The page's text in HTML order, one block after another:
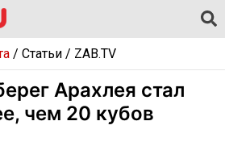
/ Статьи/ ZAB.TV
Арахлея стал
чем 20 кубов